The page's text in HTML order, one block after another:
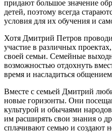
придают большое значение
детей, поэтому всегда
условия для их обучения и
Хотя Дмитрий Петров
участие в различных
своей семьи. Семейные
возможностью отдохнуть
время и насладиться
Вместе с семьей Дмитрий
новые горизонты. Они
культурой и обычаями
им расширять свои знания о
сплачивают семью и создают